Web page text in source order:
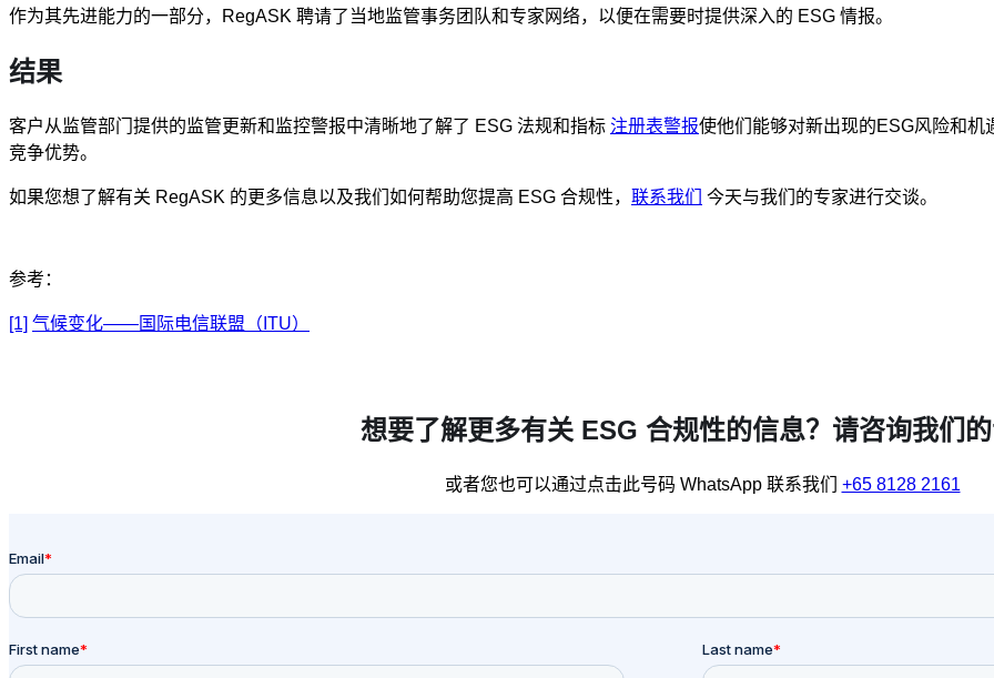
作为其先进能力的一部分，RegASK 聘请了当地监管事务团队和专家网络，以便在需要时提供深入的 ESG 情报。
结果
客户从监管部门提供的监管更新和监控警报中清晰地了解了 ESG 法规和指标 注册表警报使他们能够对新出现的ESG风险和
竞争优势。
如果您想了解有关 RegASK 的更多信息以及我们如何帮助您提高 ESG 合规性， 联系我们 今天与我们的专家进行交谈。
参考：
[1] 气候变化——国际电信联盟（ITU）
想要了解更多有关 ESG 合规性的信息？请咨询我们
或者您也可以通过点击此号码 WhatsApp 联系我们 +65 8128 2161